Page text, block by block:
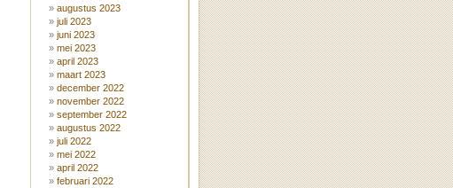
augustus 2023
juli 2023
juni 2023
mei 2023
april 2023
maart 2023
december 2022
november 2022
september 2022
augustus 2022
juli 2022
mei 2022
april 2022
februari 2022